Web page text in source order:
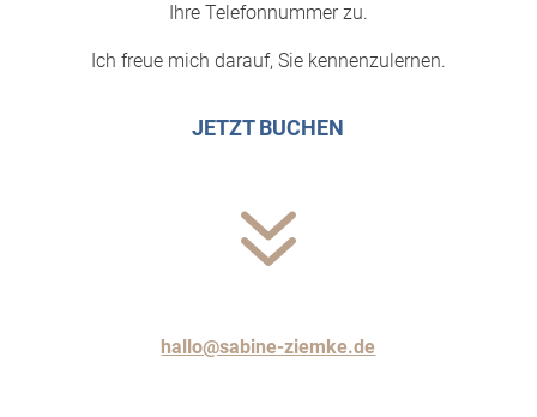
Ihre Telefonnummer zu.
Ich freue mich darauf, Sie kennenzulernen.
JETZT BUCHEN
7
hallo@sabine-ziemke.de